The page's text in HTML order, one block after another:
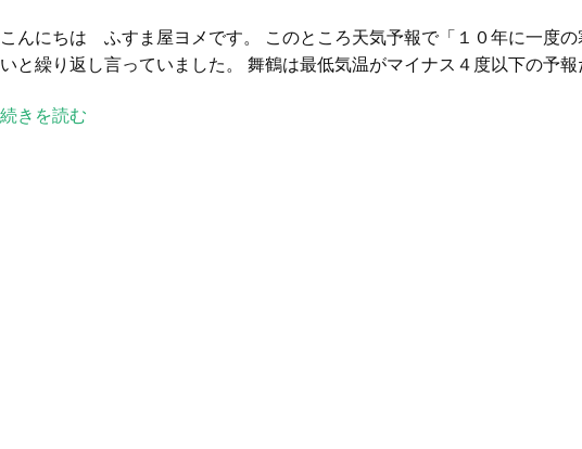
日
の
こんにちは ふすま屋ヨメです。 このところ天気予報で「１０年に一度
いと繰り返し言っていました。 舞鶴は最低気温がマイナス４度以下の予
続きを読む